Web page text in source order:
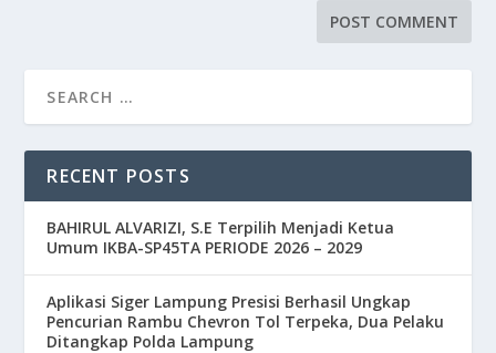
RECENT POSTS
BAHIRUL ALVARIZI, S.E Terpilih Menjadi Ketua
Umum IKBA-SP45TA PERIODE 2026 – 2029
Aplikasi Siger Lampung Presisi Berhasil Ungkap
Pencurian Rambu Chevron Tol Terpeka, Dua Pelaku
Ditangkap Polda Lampung